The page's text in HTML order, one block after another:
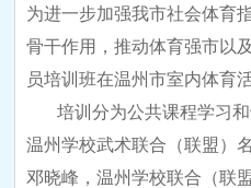
为进一步加强我市社会体育
骨干作用，推动体育强市以
员培训班在温州市室内体育
培训分为公共课程学习
温州学校武术联合（联盟）
邓晓峰，温州学校联合（联